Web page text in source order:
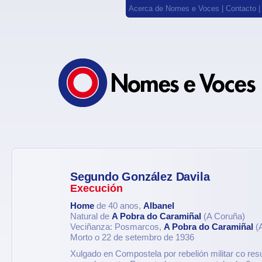
Acerca de Nomes e Voces Contacto
Segundo González Davila
Execución
Home de 40 anos, Albanel
Natural de A Pobra do Caramiñal (A Coruña)
Veciñanza: Posmarcos, A Pobra do Caramiñal
Morto o 22 de setembro de 1936
Xulgado en Compostela por rebelión militar co